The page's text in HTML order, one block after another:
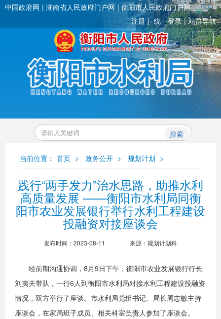
中国政府网 湖南省人民政府门户网
衡阳市人民政府门户网
注册
统一登录 站群导航
搜索
当前位置： 首页 > 政务公开 > 规划计划 >
践行“两手发力”治水思路，助推水利
高质量发展 ——衡阳市水利局同衡
阳市农业发展银行举行水利工程建设
投融资对接座谈会
发布时间：2023-08-11 来源：规划计划科
经前期沟通协调，8月9日下午，衡阳市农业发展银行行长
刘夷夫带队，一行6人到衡阳市水利局对接水利工程建设投融资
情况，双方举行了座谈。市水利局党组书记、局长周志敏主持
座谈会，在家局班子成员、相关科室负责人参加了座谈会。